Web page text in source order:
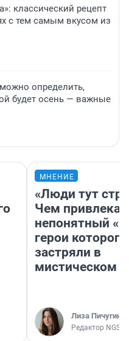
классический рецепт
с тем самым вкусом из
определить,
будет осень — важные
МНЕНИЕ
«Люди тут
Чем
непонятный
герои которого
застряли в
мистическом
Лиза Пичугина
Редактор